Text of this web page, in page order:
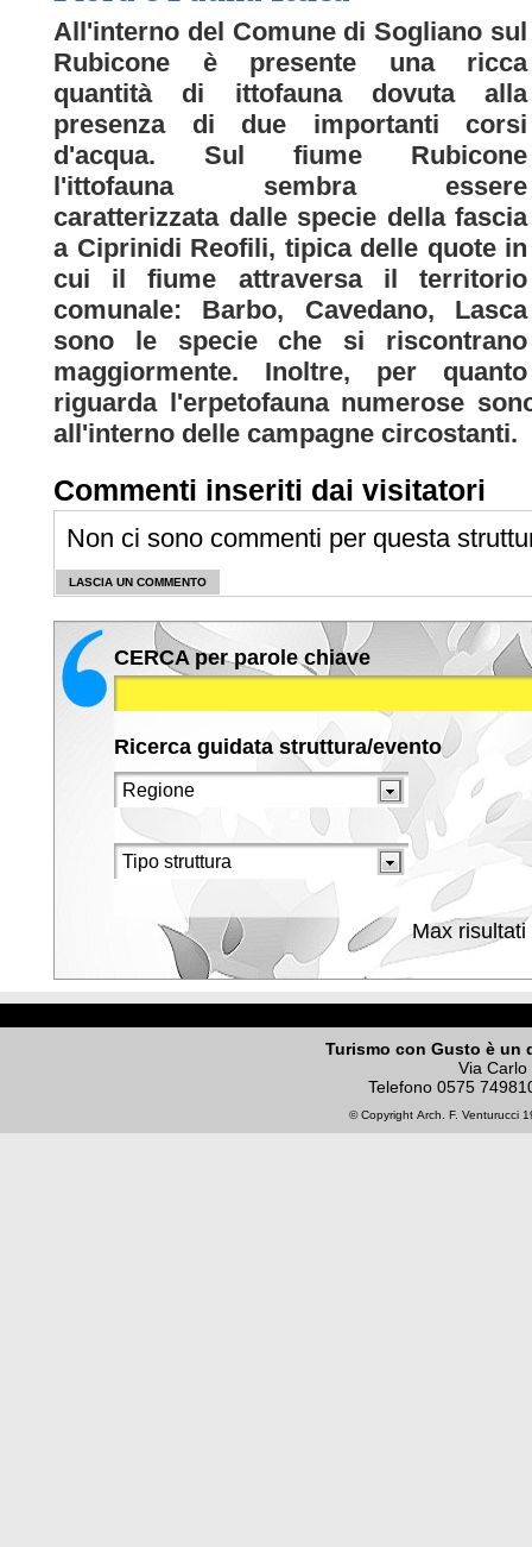
All'interno del Comune di Sogliano sul
Rubicone è presente una ricca
quantità di ittofauna dovuta alla
presenza di due importanti corsi
d'acqua. Sul fiume Rubicone
l'ittofauna sembra essere
caratterizzata dalle specie della fascia
a Ciprinidi Reofili, tipica delle quote in
cui il fiume attraversa il territorio
comunale: Barbo, Cavedano, Lasca
sono le specie che si riscontrano
maggiormente. Inoltre, per quanto
riguarda l'erpetofauna numerose
all'interno delle campagne circostanti.
Commenti inseriti dai visitatori
Non ci sono commenti per questa
LASCIA UN COMMENTO
CERCA per parole chiave
Ricerca guidata struttura/evento
Max risultati
Turismo con Gusto è un
Via
Telefono 0575
© Copyright Arch. F. Venturucci